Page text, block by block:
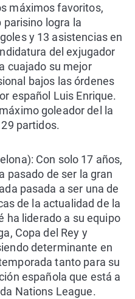
máximos favoritos,
logra la
y 13 asistencias en
del exjugador
cuajado su mejor
bajos las órdenes
español Luis Enrique.
goleador del la
partidos.
Con solo 17 años,
pasado de ser la gran
pasada a ser una de
de la actualidad de la
ha liderado a su equipo
Copa del Rey y
determinante en
tanto para su
española que está a
Nations League.